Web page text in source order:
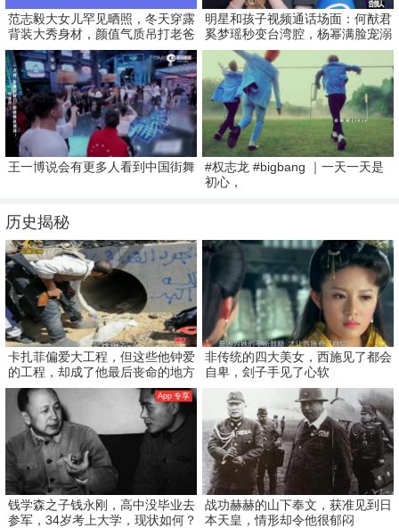
范志毅大女儿罕见晒照，冬天穿露
背装大秀身材，颜值气质吊打老爸
明星和孩子视频通话场面：何猷君
奚梦瑶秒变台湾腔，杨幂满脸宠溺
王一博说会有更多人看到中国街舞
#权志龙 #bigbang ｜一天一天是
初心，
历史揭秘
卡扎菲偏爱大工程，但这些他钟爱
的工程，却成了他最后丧命的地方
非传统的四大美女，西施见了都会
自卑，刽子手见了心软
App 专享
钱学森之子钱永刚，高中没毕业去
参军，34岁考上大学，现状如何？
战功赫赫的山下奉文，获准见到日
本天皇，情形却令他很郁闷